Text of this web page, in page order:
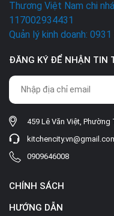
Thương Việt Nam chi
117002934431
Quản lý kinh doanh:
ĐĂNG KÝ ĐỂ NHẬN TIN
459 Lê Văn Việt,
0909646008
CHÍNH SÁCH
HƯỚNG DẪN